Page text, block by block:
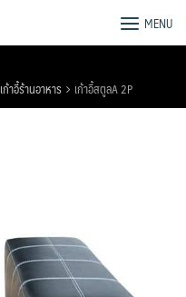
MENU
เก้าอี้ร้านอาหาร เก้าอี้สตูลA 2P